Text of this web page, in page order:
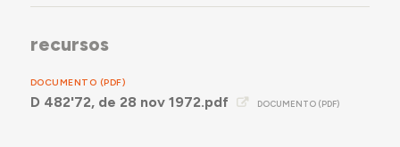
recursos
DOCUMENTO (PDF)
D 482'72, de 28 nov 1972.pdf DOCUMENTO (PDF)